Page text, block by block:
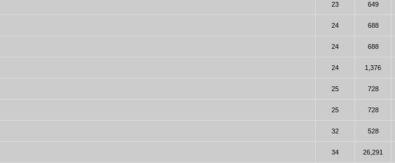
23 649
24 688
24 688
24 1,376
25 728
25 728
32 528
34 26,291